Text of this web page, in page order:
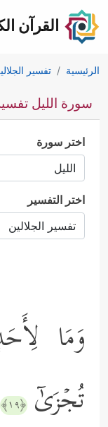
القرآن
الرئيسية تفسير
سورة الليل تفسير
اختر سورة
اختر التفسير
وَمَا
تُجۡزَىٰۤ ﴿١٩﴾